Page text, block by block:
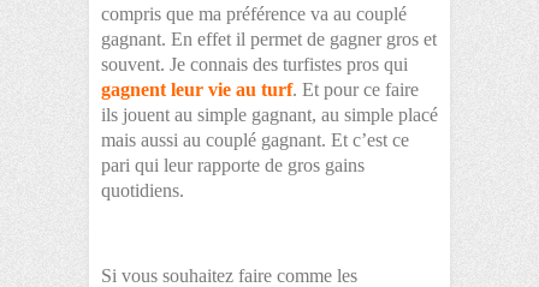
compris que ma préférence va au couplé
gagnant. En effet il permet de gagner gros et
souvent. Je connais des turfistes pros qui
gagnent leur vie au turf. Et pour ce faire
ils jouent au simple gagnant, au simple placé
mais aussi au couplé gagnant. Et c’est ce
pari qui leur rapporte de gros gains
quotidiens.
Si vous souhaitez faire comme les